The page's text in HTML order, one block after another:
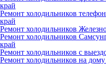
край
Ремонт холодильников
край
Ремонт холодильников
Ремонт холодильников
край
Ремонт холодильников с
Ремонт холодильников на